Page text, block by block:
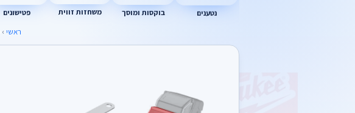
נטענים בוקסות ומוסך משחזות זווית פטישונים
ראשי ›